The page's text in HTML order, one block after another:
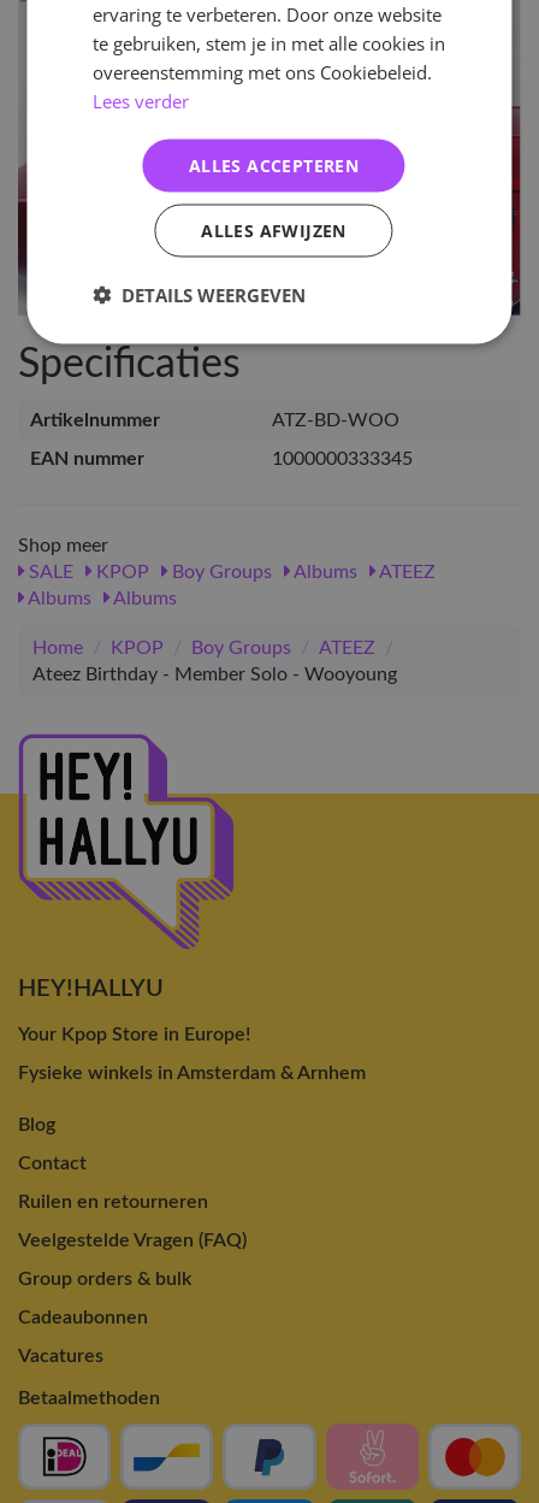
Specificaties
Artikelnummer
ATZ-BD-WOO
EAN nummer
1000000333345
Shop meer
SALE
KPOP Boy Groups Albums
ATEEZ
Albums
Albums
Home / KPOP / Boy Groups / ATEEZ
/
Ateez Birthday - Member Solo - Wooyoung
HEY!HALLYU
Your Kpop Store in Europe!
Fysieke winkels in Amsterdam & Arnhem
Blog
Contact
Ruilen en retourneren
Veelgestelde Vragen (FAQ)
Group orders & bulk
Cadeaubonnen
Vacatures
Betaalmethoden
ervaring te verbeteren. Door onze website
te gebruiken, stem je in met alle cookies in
overeenstemming met ons Cookiebeleid.
Lees verder
ALLES ACCEPTEREN
ALLES AFWIJZEN
DETAILS WEERGEVEN